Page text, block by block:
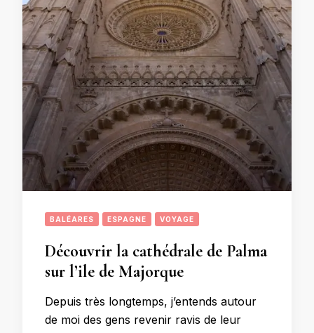
BALÉARES ESPAGNE VOYAGE
Découvrir la cathédrale de Palma
sur l’ile de Majorque
Depuis très longtemps, j’entends autour
de moi des gens revenir ravis de leur